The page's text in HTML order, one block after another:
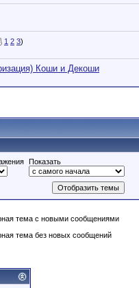
1 2 3)
Коши и Декоши
Показать
тема с новыми сообщениями
тема без новых сообщений